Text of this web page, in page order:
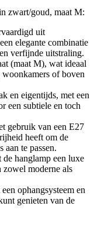
zwart/goud, maat M:
uit
elegante combinatie
verfijnde uitstraling.
(maat M), wat ideaal
of boven
en eigentijds, met een
een subtiele en toch
gebruik van een E27
heeft om de
aan te passen.
hanglamp een luxe
zowel moderne als
ophangsysteem en
genieten van de